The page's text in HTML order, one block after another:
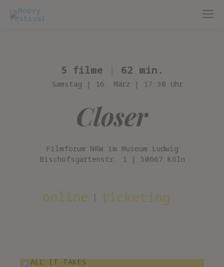
5 filme 62 min.
Samstag | 16. März | 17:30 Uhr
Closer
Filmforum NRW im Museum Ludwig
Bischofsgartenstr. 1 | 50667 Köln